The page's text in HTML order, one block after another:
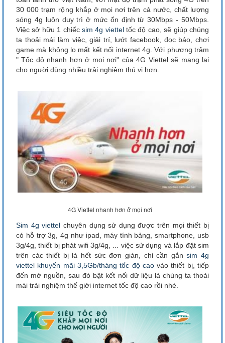
30 000 trạm rộng khắp ở mọi nơi trên cả nước, chất lượng
sóng 4g luôn duy trì ở mức ổn định từ 30Mbps - 50Mbps.
Việc sở hữu 1 chiếc sim 4g vietteltốc độ cao, sẽ giúp chúng
ta thoải mái làm việc, giải trí, lướt facebook, đọc báo, chơi
game mà không lo mất kết nối internet 4g. Với phương trâm
" Tốc độ nhanh hơn ở mọi nơi" của 4G Viettel sẽ mạng lại
cho người dùng nhiều trải nghiệm thú vị hơn.
4G Viettel nhanh hơn ở mọi nơi
Sim 4g viettel chuyên dụng sử dụng được trên mọi thiết bị
có hỗ trợ 3g, 4g như ipad, máy tính bảng, smartphone, usb
3g/4g, thiết bị phát wifi 3g/4g, ... việc sử dụng và lắp đặt sim
trên các thiết bị là hết sức đơn giản, chỉ cần gắnsim 4g
viettel khuyến mãi 3,5Gb/tháng tốc độ caovào thiết bị, tiếp
đến mở nguồn, sau đó bật kết nối dữ liệu là chúng ta thoải
mái trải nghiệm thế giới internet tốc độ cao rồi nhé.